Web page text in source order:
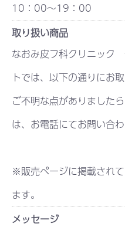
10：00～19：00
取り扱い商品
なおみ皮フ科クリニック
トでは、以下の通りにお
ご不明な点がありました
は、お電話にてお問い合わ
※販売ページに掲載され
ます。
メッセージ